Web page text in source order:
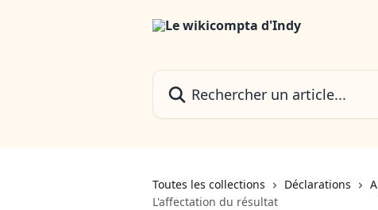
Toutes les collections Déclarations
L'affectation du résultat